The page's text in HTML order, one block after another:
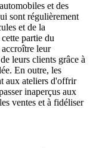
et des
sont régulièrement
et de la
partie du
accroître leur
leurs clients grâce à
En outre, les
aux ateliers d'offrir
inaperçus aux
ventes et à fidéliser